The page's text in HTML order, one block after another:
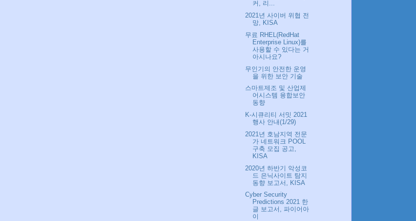
커, 리...
2021년 사이버 위협 전
망, KISA
무료 RHEL(RedHat
Enterprise Linux)를
사용할 수 있다는 거
아시나요?
무인기의 안전한 운영
을 위한 보안 기술
스마트제조 및 산업제
어시스템 융합보안
동향
K-시큐리티 서밋 2021
행사 안내(1/29)
2021년 호남지역 전문
가 네트워크 POOL
구축 모집 공고,
KISA
2020년 하반기 악성코
드 은닉사이트 탐지
동향 보고서, KISA
Cyber Security
Predictions 2021 한
글 보고서, 파이어아
이